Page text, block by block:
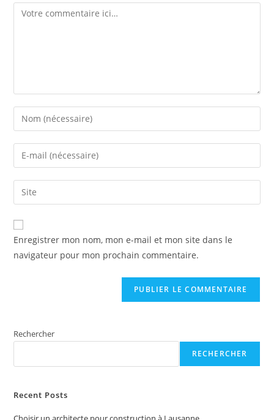
Comment
Enter
your
name
comment
Enter
your
email
address
comment
Saisir
l’URL
de
votre
(facultatif)
Enregistrer mon nom, mon e-mail et mon site dans le
navigateur pour mon prochain commentaire.
Rechercher
RECHERCHER
Recent Posts